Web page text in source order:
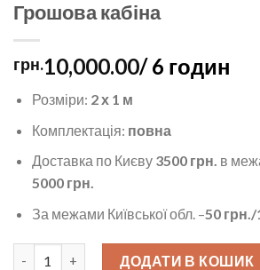
Грошова кабіна
грн.10,000.00/ 6 годин
Розміри: 2 х 1 м
Комплектація: повна
Доставка по Києву 3500 грн. в
5000 грн.
За межами Київської обл. –50 грн./
Грошова кабіна кількістьДОДАТИ В КОШИК